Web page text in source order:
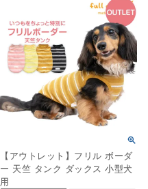
【アウトレット】フリル ボーダ
ー 天竺 タンク ダックス 小型犬
用